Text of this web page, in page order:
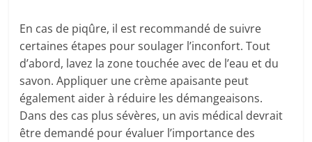
En cas de piqûre, il est recommandé de suivre
certaines étapes pour soulager l’inconfort. Tout
d’abord, lavez la zone touchée avec de l’eau et du
savon. Appliquer une crème apaisante peut
également aider à réduire les démangeaisons.
Dans des cas plus sévères, un avis médical devrait
être demandé pour évaluer l’importance des